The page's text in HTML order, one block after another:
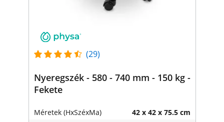
(29)
Nyeregszék - 580 - 740 mm - 150 kg -
Fekete
Méretek (HxSzéxMa) 42 x 42 x 75.5 cm